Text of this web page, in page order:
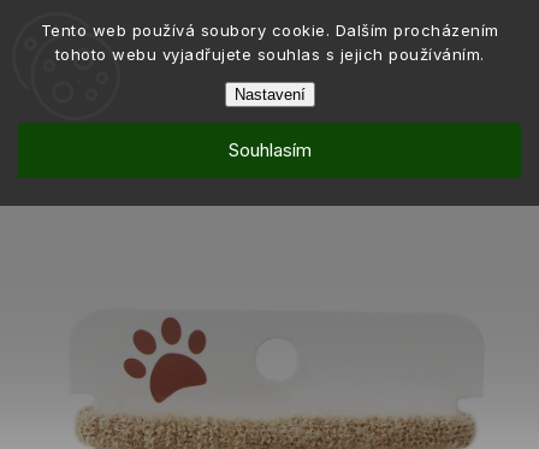
Tento web používá soubory cookie. Dalším procházením
tohoto webu vyjadřujete souhlas s jejich používáním.
Nastavení
Souhlasím
Móda Doplňky do vlasů Vlasové gumičky Sady gumiček